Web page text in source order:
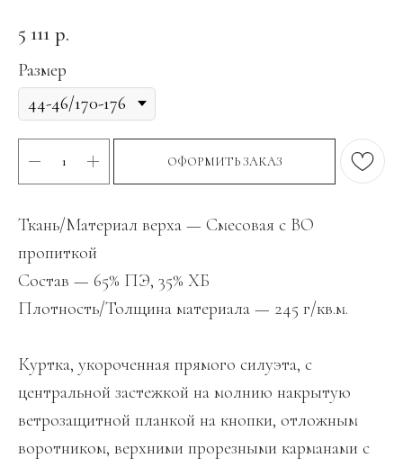
5 111 р.
Размер
ОФОРМИТЬ ЗАКАЗ
Ткань/Материал верха — Смесовая с ВО
пропиткой
Состав — 65% ПЭ, 35% ХБ
Плотность/Толщина материала — 245 г/кв.м.
Куртка, укороченная прямого силуэта, с
центральной застежкой на молнию накрытую
ветрозащитной планкой на кнопки, отложным
воротником, верхними прорезными карманами с